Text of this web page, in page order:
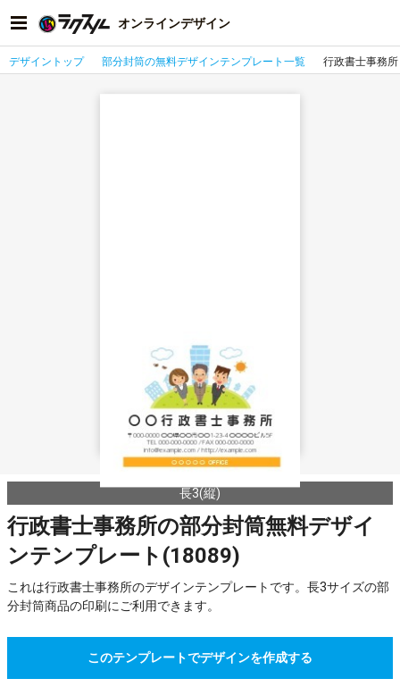
オンラインデザイン
デザイントップ 部分封筒の無料デザインテンプレート一覧 行政書士事務所
長3(縦)
行政書士事務所の部分封筒無料デザイ
ンテンプレート(18089)
これは行政書士事務所のデザインテンプレートです。長3サイズの部
分封筒商品の印刷にご利用できます。
このテンプレートでデザインを作成する